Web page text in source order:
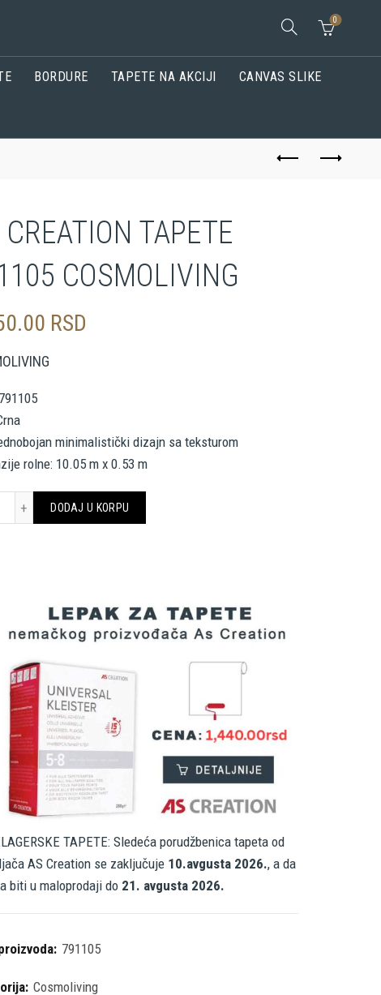
0
BORDURE TAPETE NA AKCIJI CANVAS SLIKE
TAPETE
COSMOLIVING
RSD
minimalistički dizajn sa teksturom
rolne: 10.05 m x 0.53 m
DODAJ U KORPU
TAPETE: Sledeća porudžbenica tapeta od
AS Creation se zaključuje 10.avgusta 2026., a da
biti u maloprodaji do 21. avgusta 2026.
791105
Cosmoliving